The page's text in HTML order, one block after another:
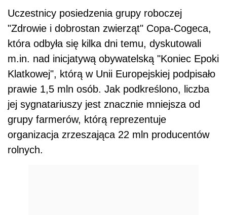
Uczestnicy posiedzenia grupy roboczej
"Zdrowie i dobrostan zwierząt" Copa-Cogeca,
która odbyła się kilka dni temu, dyskutowali
m.in. nad inicjatywą obywatelską "Koniec Epoki
Klatkowej", którą w Unii Europejskiej podpisało
prawie 1,5 mln osób. Jak podkreślono, liczba
jej sygnatariuszy jest znacznie mniejsza od
grupy farmerów, którą reprezentuje
organizacja zrzeszająca 22 mln producentów
rolnych.